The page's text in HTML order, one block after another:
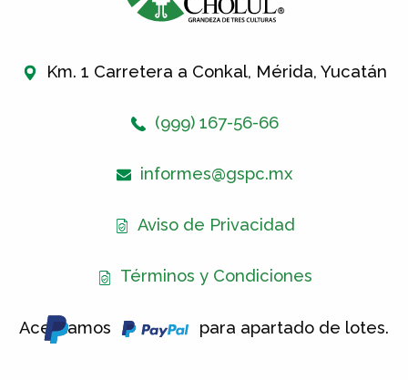
Km. 1 Carretera a Conkal, Mérida, Yucatán
(999) 167-56-66
informes@gspc.mx
Aviso de Privacidad
Términos y Condiciones
Aceptamos para apartado de lotes.